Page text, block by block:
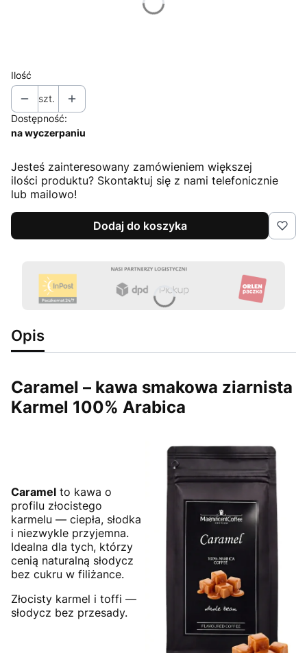
Ilość
szt.
Dostępność:
na wyczerpaniu
Jesteś zainteresowany zamówieniem większej
ilości produktu? Skontaktuj się z nami telefonicznie
lub mailowo!
Dodaj do koszyka
Opis
Caramel – kawa smakowa ziarnista
Karmel 100% Arabica
Caramel to kawa o
profilu złocistego
karmelu — ciepła, słodka
i niezwykle przyjemna.
Idealna dla tych, którzy
cenią naturalną słodycz
bez cukru w filiżance.
Złocisty karmel i toffi —
słodycz bez przesady.